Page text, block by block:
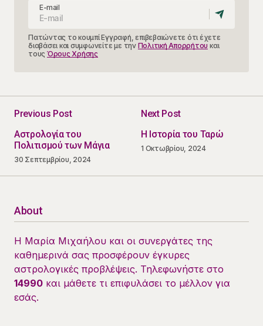
E-mail
Πατώντας το κουμπί Εγγραφή, επιβεβαιώνετε ότι έχετε
διαβάσει και συμφωνείτε με την Πολιτική Απορρήτου και
τους Όρους Χρήσης
Previous Post
Αστρολογία του
Πολιτισμού των Μάγια
30 Σεπτεμβρίου, 2024
Next Post
Η Ιστορία του Ταρώ
1 Οκτωβρίου, 2024
About
Η Μαρία Μιχαήλου και οι συνεργάτες της
καθημερινά σας προσφέρουν έγκυρες
αστρολογικές προβλέψεις. Τηλεφωνήστε στο
14990 και μάθετε τι επιφυλάσει το μέλλον για
εσάς.